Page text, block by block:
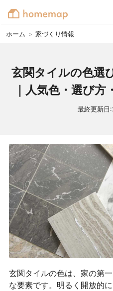
ホーム > 家づくり情報
玄関タイルの色選
｜人気色・選び
最終更新日:
玄関タイルの色は、家の第
な要素です。明るく開放的